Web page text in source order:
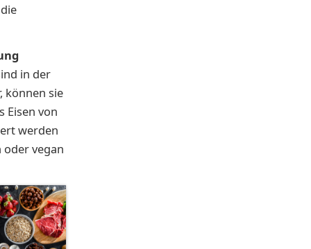
in der
können sie
Eisen von
werden
oder vegan